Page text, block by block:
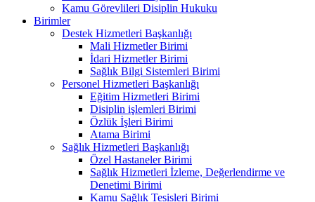
Kamu Görevlileri Disiplin Hukuku
Birimler
Destek Hizmetleri Başkanlığı
Mali Hizmetler Birimi
İdari Hizmetler Birimi
Sağlık Bilgi Sistemleri Birimi
Personel Hizmetleri Başkanlığı
Eğitim Hizmetleri Birimi
Disiplin işlemleri Birimi
Özlük İşleri Birimi
Atama Birimi
Sağlık Hizmetleri Başkanlığı
Özel Hastaneler Birimi
Sağlık Hizmetleri İzleme, Değerlendirme ve
Denetimi Birimi
Kamu Sağlık Tesisleri Birimi